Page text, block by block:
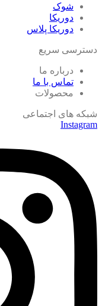
شوک
دوریکا
دوریکا پلاس
دسترسی سریع
درباره ما
تماس با ما
محصولات
شبکه های اجتماعی
Instagram